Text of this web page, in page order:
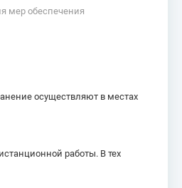
мер обеспечения
осуществляют в местах
работы. В тех